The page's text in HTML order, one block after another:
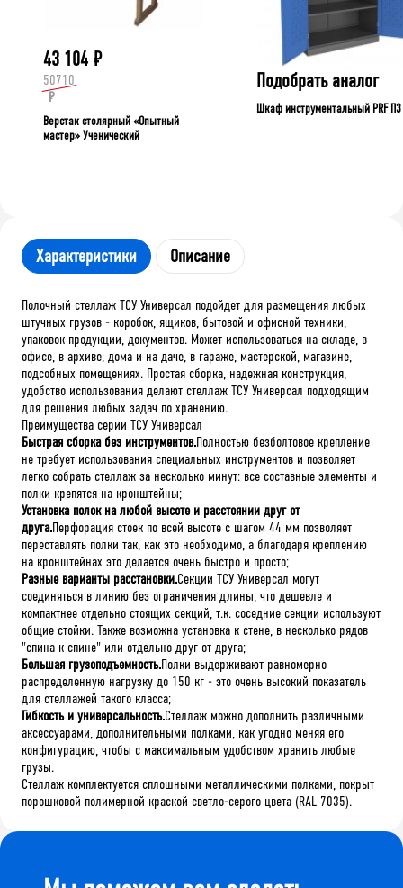
43 104 ₽
50710
₽
Верстак столярный «Опытный
мастер» Ученический
Подобрать аналог
Шкаф инструментальный PRF П3
Характеристики Описание
Полочный стеллаж ТСУ Универсал подойдет для размещения любых
штучных грузов - коробок, ящиков, бытовой и офисной техники,
упаковок продукции, документов. Может использоваться на складе, в
офисе, в архиве, дома и на даче, в гараже, мастерской, магазине,
подсобных помещениях. Простая сборка, надежная конструкция,
удобство использования делают стеллаж ТСУ Универсал подходящим
для решения любых задач по хранению.
Преимущества серии ТСУ Универсал
Быстрая сборка без инструментов.Полностью безболтовое крепление
не требует использования специальных инструментов и позволяет
легко собрать стеллаж за несколько минут: все составные элементы и
полки крепятся на кронштейны;
Установка полок на любой высоте и расстоянии друг от
друга.Перфорация стоек по всей высоте с шагом 44 мм позволяет
переставлять полки так, как это необходимо, а благодаря креплению
на кронштейнах это делается очень быстро и просто;
Разные варианты расстановки.Секции ТСУ Универсал могут
соединяться в линию без ограничения длины, что дешевле и
компактнее отдельно стоящих секций, т.к. соседние секции используют
общие стойки. Также возможна установка к стене, в несколько рядов
"спина к спине" или отдельно друг от друга;
Большая грузоподъемность.Полки выдерживают равномерно
распределенную нагрузку до 150 кг - это очень высокий показатель
для стеллажей такого класса;
Гибкость и универсальность.Стеллаж можно дополнить различными
аксессуарами, дополнительными полками, как угодно меняя его
конфигурацию, чтобы с максимальным удобством хранить любые
грузы.
Стеллаж комплектуется сплошными металлическими полками, покрыт
порошковой полимерной краской светло-серого цвета (RAL 7035).